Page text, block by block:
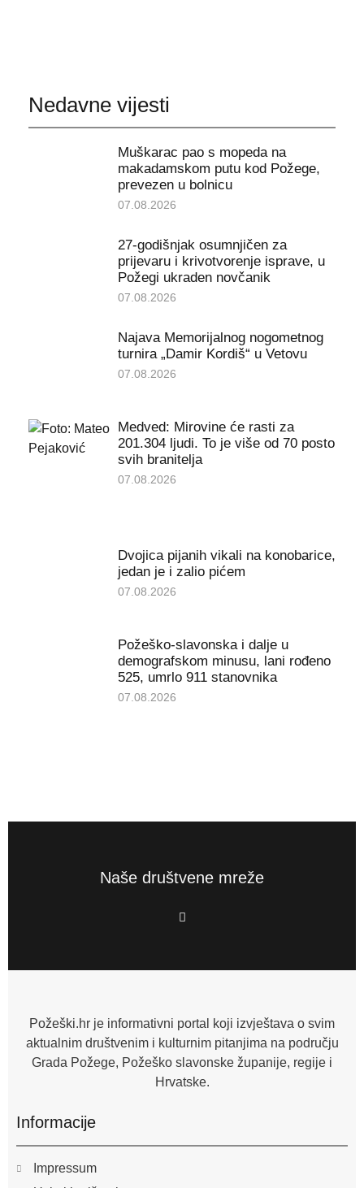
Nedavne vijesti
Muškarac pao s mopeda na
makadamskom putu kod Požege,
prevezen u bolnicu
07.08.2026
27-godišnjak osumnjičen za
prijevaru i krivotvorenje isprave, u
Požegi ukraden novčanik
07.08.2026
Najava Memorijalnog nogometnog
turnira „Damir Kordiš“ u Vetovu
07.08.2026
Medved: Mirovine će rasti za
201.304 ljudi. To je više od 70 posto
svih branitelja
07.08.2026
Dvojica pijanih vikali na konobarice,
jedan je i zalio pićem
07.08.2026
Požeško-slavonska i dalje u
demografskom minusu, lani rođeno
525, umrlo 911 stanovnika
07.08.2026
Naše društvene mreže
F
a
o
f
Požeški.hr je informativni portal koji izvještava o svim
aktualnim društvenim i kulturnim pitanjima na području
Grada Požege, Požeško slavonske županije, regije i
Hrvatske.
Informacije
Impressum